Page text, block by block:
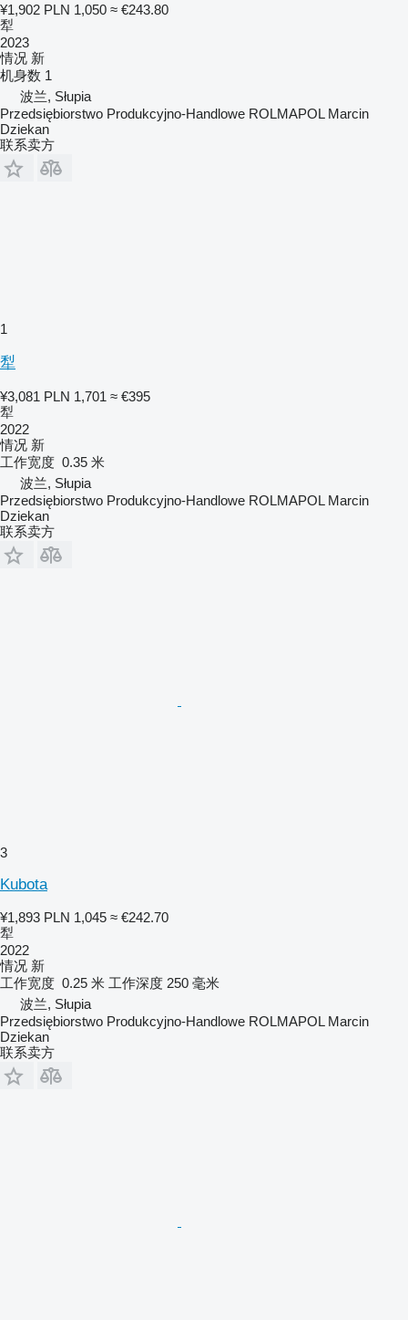
¥1,902 PLN 1,050 ≈ €243.80
犁
2023
情况 新
机身数 1
波兰, Słupia
Przedsiębiorstwo Produkcyjno-Handlowe ROLMAPOL Marcin
Dziekan
联系卖方
1
犁
¥3,081 PLN 1,701 ≈ €395
犁
2022
情况 新
工作宽度 0.35 米
波兰, Słupia
Przedsiębiorstwo Produkcyjno-Handlowe ROLMAPOL Marcin
Dziekan
联系卖方
3
Kubota
¥1,893 PLN 1,045 ≈ €242.70
犁
2022
情况 新
工作宽度 0.25 米 工作深度 250 毫米
波兰, Słupia
Przedsiębiorstwo Produkcyjno-Handlowe ROLMAPOL Marcin
Dziekan
联系卖方